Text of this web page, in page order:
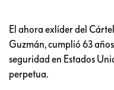
El ahora exlíder del
Guzmán, cumplió 63
seguridad en Estados
perpetua.